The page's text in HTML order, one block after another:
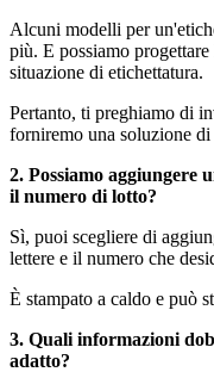
Alcuni modelli per
più. E possiamo
situazione di etichettatura.
Pertanto, ti preghiamo di
forniremo una soluzione di
2. Possiamo aggiungere
il numero di lotto?
Sì, puoi scegliere di
lettere e il numero che
È stampato a caldo e può
3. Quali informazioni
adatto?